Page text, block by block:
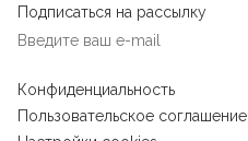
Подписаться на рассылку
Конфиденциальность
Пользовательское соглашение